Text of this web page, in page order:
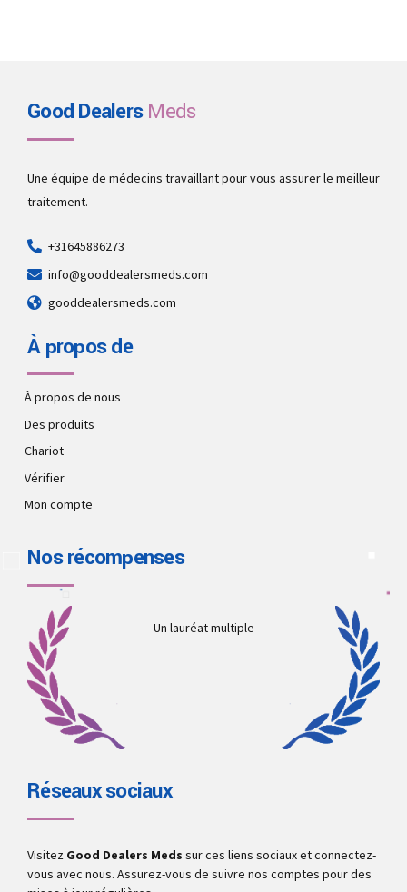
Good DealersMeds
Une équipe de médecins travaillant pour vous assurer le meilleur
traitement.
+31645886273
info@gooddealersmeds.com
gooddealersmeds.com
À propos de
À propos de nous
Des produits
Chariot
Vérifier
Mon compte
Nos récompenses
Un lauréat multiple
Réseaux sociaux
Visitez Good Dealers Meds sur ces liens sociaux et connectez-
vous avec nous. Assurez-vous de suivre nos comptes pour des